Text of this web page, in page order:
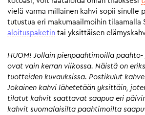
vielä varma millainen kahvi sopii sinulle
tutustua eri makumaailmoihin tilaamalla
aloituspaketin tai yksittäisen
HUOM! Jollain pienpaahtimoilla
ovat vain kerran viikossa. Näistä on
tuotteiden kuvauksissa. Postikulut
Jokainen kahvi lähetetään yksittäin,
tilatut kahvit saattavat saapua eri
kahvit suomalaisilta paahtimoilta